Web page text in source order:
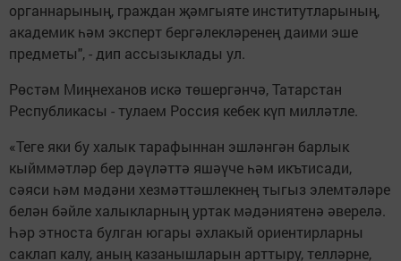
органнарының, граждан җәмгыяте институтларының,
академик һәм эксперт бергәлекләренең даими эше
предметы", - дип ассызыклады ул.
Рөстәм Миңнеханов искә төшергәнчә, Татарстан
Республикасы - тулаем Россия кебек күп милләтле.
«Теге яки бу халык тарафыннан эшләнгән барлык
кыйммәтләр бер дәүләттә яшәүче һәм икътисади,
сәяси һәм мәдәни хезмәттәшлекнең тыгыз элемтәләре
белән бәйле халыкларның уртак мәдәниятенә әверелә.
Һәр этноста булган югары әхлакый ориентирларны
саклап калу, аның казанышларын арттыру, телләрне,